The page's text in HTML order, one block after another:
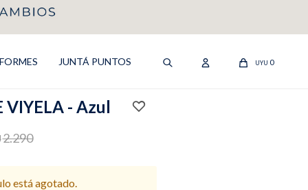
JUNTÁ PUNTOS UYU 0
VIYELA - Azul
2.290
está agotado.